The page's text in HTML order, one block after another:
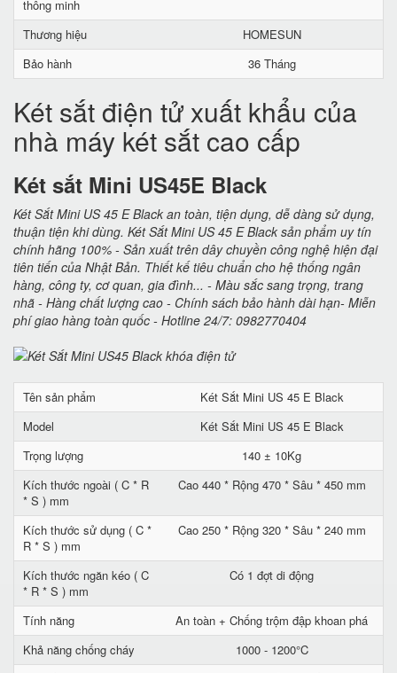
thông minh
Thương hiệu
HOMESUN
Bảo hành
36 Tháng
Két sắt điện tử xuất khẩu của
nhà máy két sắt cao cấp
Két sắt Mini US45E Black
Két Sắt Mini US 45 E Black an toàn, tiện dụng, dễ dàng sử dụng,
thuận tiện khi dùng. Két Sắt Mini US 45 E Black sản phẩm uy tín
chính hãng 100% - Sản xuất trên dây chuyền công nghệ hiện đại
tiên tiến của Nhật Bản. Thiết kế tiêu chuẩn cho hệ thống ngân
hàng, công ty, cơ quan, gia đình... - Màu sắc sang trọng, trang
nhã - Hàng chất lượng cao - Chính sách bảo hành dài hạn- Miễn
phí giao hàng toàn quốc - Hotline 24/7: 0982770404
Tên sản phẩm
Két Sắt Mini US 45 E Black
Model
Két Sắt Mini US 45 E Black
Trọng lượng
140 ± 10Kg
Kích thước ngoài ( C * R
* S ) mm
Cao 440 * Rộng 470 * Sâu * 450 mm
Kích thước sử dụng ( C *
R * S ) mm
Cao 250 * Rộng 320 * Sâu * 240 mm
Kích thước ngăn kéo ( C
* R * S ) mm
Có 1 đợt di động
Tính năng
An toàn + Chống trộm đập khoan phá
Khả năng chống cháy
1000 - 1200°C